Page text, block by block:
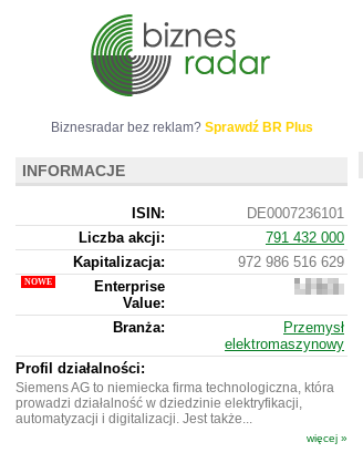
Biznesradar bez reklam? Sprawdź BR Plus
INFORMACJE
ISIN:
DE0007236101
Liczba akcji:
791 432 000
Kapitalizacja:
972 986 516 629
Enterprise
Value:
353
927
929
Branża:
Przemysł
elektromaszynowy
Profil działalności:
Siemens AG to niemiecka firma technologiczna, która
prowadzi działalność w dziedzinie elektryfikacji,
automatyzacji i digitalizacji. Jest także...
więcej »